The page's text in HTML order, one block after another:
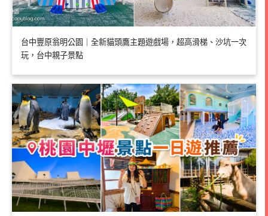
台中豐原翁明公園｜全新貓頭鷹主題遊戲場，超高滑梯、沙坑一次
玩，台中親子景點